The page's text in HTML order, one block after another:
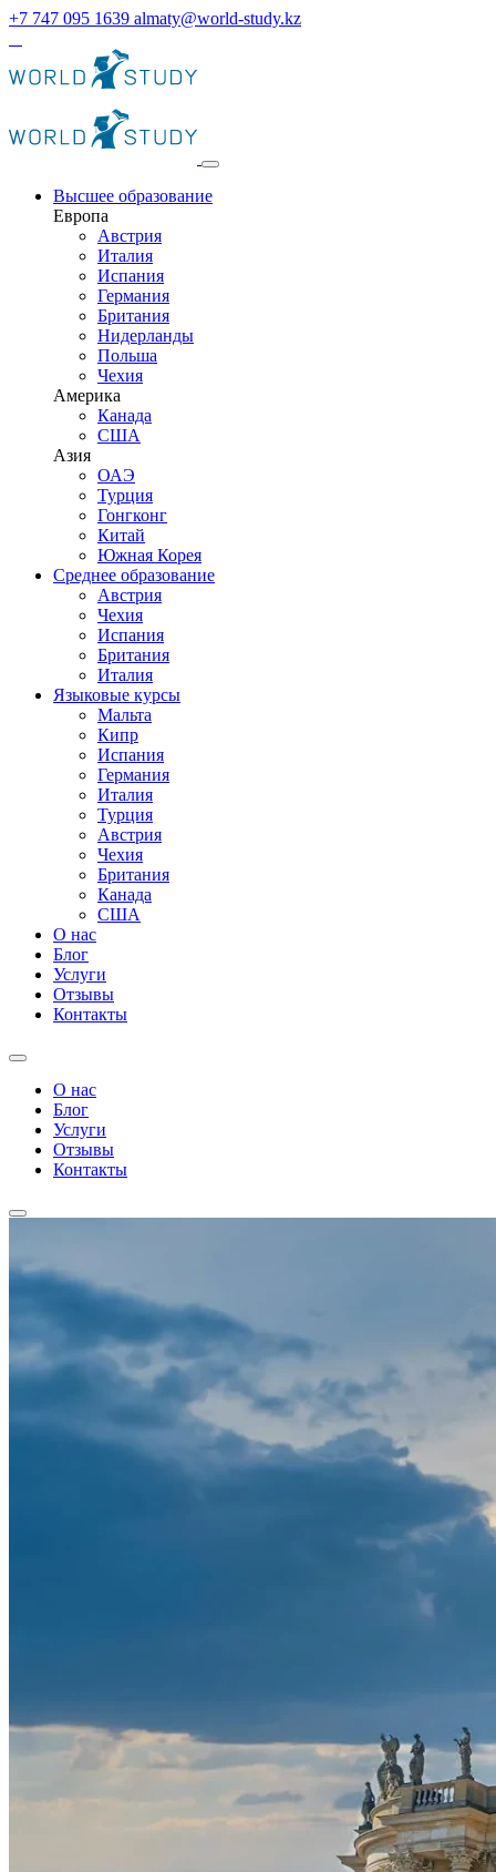
+7 747 095 1639 almaty@world-study.kz
Высшее образование
Европа
Австрия
Италия
Испания
Германия
Британия
Нидерланды
Польша
Чехия
Америка
Канада
США
Азия
ОАЭ
Турция
Гонгконг
Китай
Южная Корея
Среднее образование
Австрия
Чехия
Испания
Британия
Италия
Языковые курсы
Мальта
Кипр
Испания
Германия
Италия
Турция
Австрия
Чехия
Британия
Канада
США
О нас
Блог
Услуги
Отзывы
Контакты
О нас
Блог
Услуги
Отзывы
Контакты